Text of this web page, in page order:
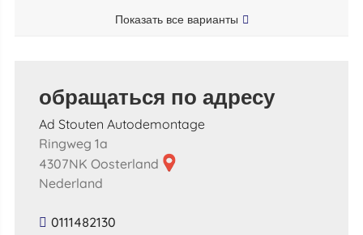
Показать все варианты
обращаться по адресу
Ad Stouten Autodemontage
Ringweg 1a
4307NK Oosterland
Nederland
0111482130